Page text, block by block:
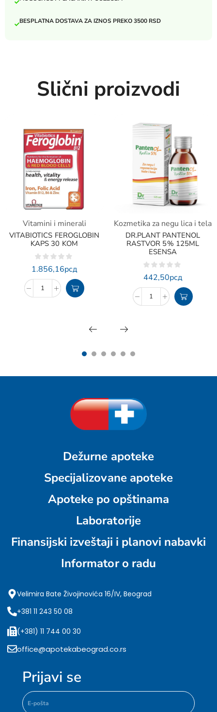
BESPLATNA DOSTAVA ZA IZNOS PREKO 3500 RSD
Slični proizvodi
Vitamini i minerali
VITABIOTICS FEROGLOBIN
KAPS 30 KOM
1.856,16рсд
Kozmetika za negu lica i tela
DR.PLANT PANTENOL
RASTVOR 5% 125ML
ESENSA
442,50рсд
Dežurne apoteke
Specijalizovane apoteke
Apoteke po opštinama
Laboratorije
Finansijski izveštaji i planovi nabavki
Informator o radu
Velimira Bate Živojinovića 16/IV, Beograd
+381 11 243 50 08
(+381) 11 744 00 30
office@apotekabeograd.co.rs
Prijavi se